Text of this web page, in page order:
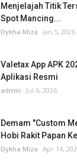
Menjelajah Titik
Spot Mancing...
Dykha Miza Jan 5, 2026
Valetax App APK
Aplikasi Resmi
admin Jul 6, 2026
Demam "Custom
Hobi Rakit Papan
Dykha Miza Apr 14,